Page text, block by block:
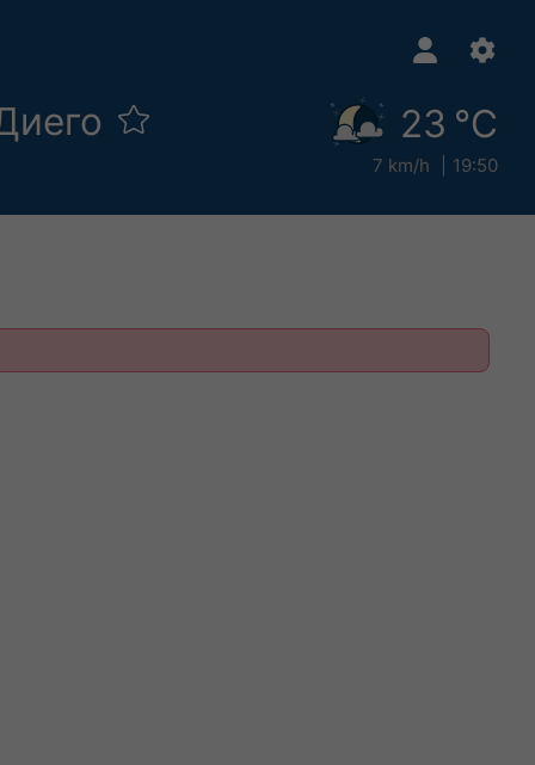
23 °C
7 km/h 19:50